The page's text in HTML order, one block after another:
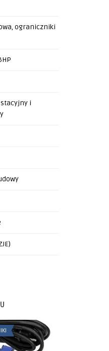
ograniczniki
i